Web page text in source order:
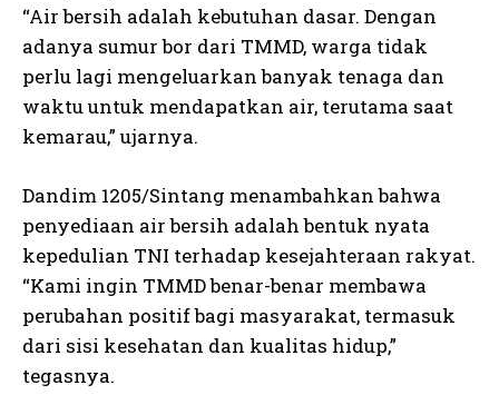
“Air bersih adalah kebutuhan dasar. Dengan
adanya sumur bor dari TMMD, warga tidak
perlu lagi mengeluarkan banyak tenaga dan
waktu untuk mendapatkan air, terutama saat
kemarau,” ujarnya.
Dandim 1205/Sintang menambahkan bahwa
penyediaan air bersih adalah bentuk nyata
kepedulian TNI terhadap kesejahteraan rakyat.
“Kami ingin TMMD benar-benar membawa
perubahan positif bagi masyarakat, termasuk
dari sisi kesehatan dan kualitas hidup,”
tegasnya.